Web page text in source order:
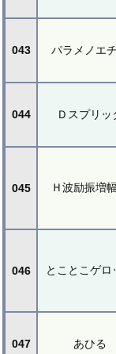
043 パラメノエ
044 Ｄスプリッ
045 Ｈ波励振増
046 とことこゲロ
047 あひる